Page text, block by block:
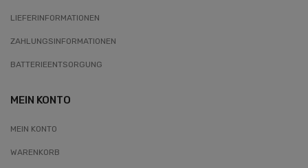
LIEFERINFORMATIONEN
ZAHLUNGSINFORMATIONEN
BATTERIEENTSORGUNG
MEIN KONTO
MEIN KONTO
WARENKORB